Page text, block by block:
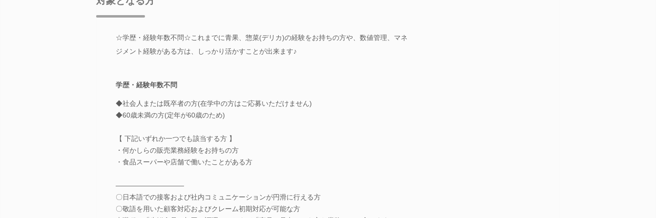
☆学歴・経験年数不問☆これまでに青果、惣菜(デリカ)の経験をお持ちの方や、数値管理、マネ
ジメント経験がある方は、しっかり活かすことが出来ます♪
学歴・経験年数不問
◆社会人または既卒者の方(在学中の方はご応募いただけません)
◆60歳未満の方(定年が60歳のため)
【 下記いずれか一つでも該当する方 】
・何かしらの販売業務経験をお持ちの方
・食品スーパーや店舗で働いたことがある方
――――――――――
〇日本語での接客および社内コミュニケーションが円滑に行える方
〇敬語を用いた顧客対応およびクレーム初期対応が可能な方